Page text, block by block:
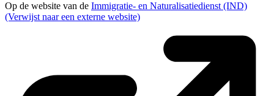
Op de website van de Immigratie- en Naturalisatiedienst (IND)
(Verwijst naar een externe website)